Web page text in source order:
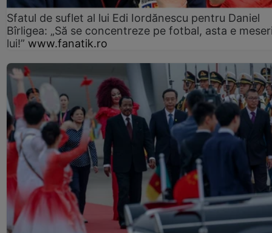
Sfatul de suflet al lui Edi Iordănescu pentru Daniel
Bîrligea: „Să se concentreze pe fotbal, asta e
lui!” www.fanatik.ro